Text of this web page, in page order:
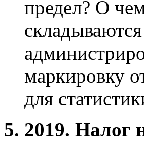
предел? О
маркировку
для
5. 2019. Налог